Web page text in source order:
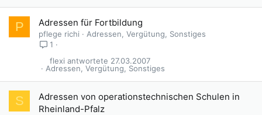
P Adressen für Fortbildung
pflege richi
Adressen, Vergütung, Sonstiges
1
Adressen, Vergütung, Sonstiges
27.03.2007
flexi
S
Adressen von operationstechnischen Schulen in
Rheinland-Pfalz